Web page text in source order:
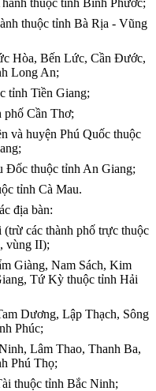
thuộc tỉnh Bà Rịa - Vũng
Hòa, Bến Lức, Cần Đước,
Long An;
tỉnh Tiền Giang;
phố Cần Thơ;
và huyện Phú Quốc thuộc
Đốc thuộc tỉnh An Giang;
tỉnh Cà Mau.
địa bàn:
(trừ các thành phố trực thuộc
, vùng II);
Giàng, Nam Sách, Kim
Tứ Kỳ thuộc tỉnh Hải
Dương, Lập Thạch, Sông
Phúc;
Lâm Thao, Thanh Ba,
Phú Thọ;
thuộc tỉnh Bắc Ninh;